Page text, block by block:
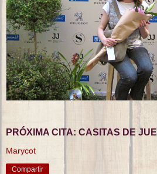
PRÓXIMA CITA: CASITAS DE
Marycot
Compartir